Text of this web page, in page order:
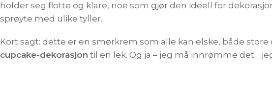
holder seg flotte og klare, noe som gjør den ideell for
sprøyte med ulike tyller.
Kort sagt: dette er en smørkrem som alle kan elske, både store
cupcake-dekorasjon til en lek. Og ja – jeg må innrømme det…